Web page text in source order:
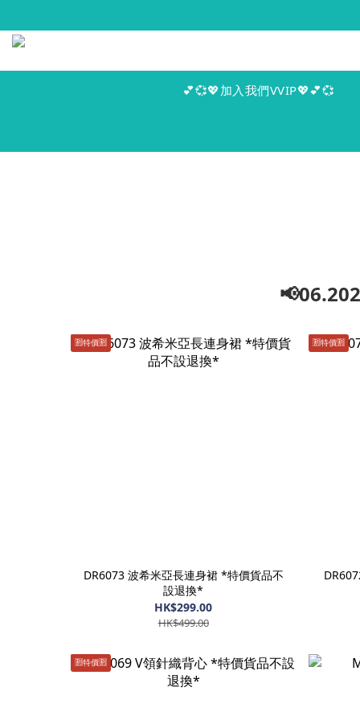
💕💞💖加入我們VVIP💖💕💞
🈹️特價🈹️
DR6073 波希米亞長連身裙 *特價貨品不
設退換*
HK$299.00
HK$499.00
🈹️特價🈹️
🈹️特價🈹️